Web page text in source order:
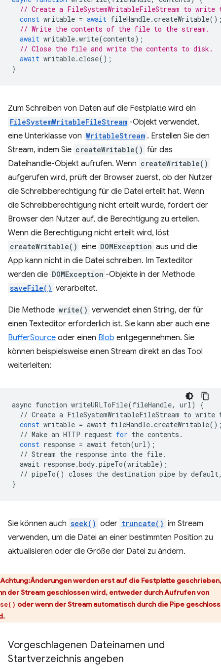
// Create a FileSystemWritableFileStream to write
const writable = await fileHandle.createWritable
// Write the contents of the file to the stream.
await writable.write(contents);
// Close the file and write the contents to disk.
await writable.close();
}
Zum Schreiben von Daten auf die Festplatte wird ein
FileSystemWritableFileStream -Objekt verwendet,
eine Unterklasse von WritableStream . Erstellen Sie den
Stream, indem Sie createWritable() für das
Dateihandle-Objekt aufrufen. Wenn createWritable()
aufgerufen wird, prüft der Browser zuerst, ob der Nutzer
die Schreibberechtigung für die Datei erteilt hat. Wenn
die Schreibberechtigung nicht erteilt wurde, fordert der
Browser den Nutzer auf, die Berechtigung zu erteilen.
Wenn die Berechtigung nicht erteilt wird, löst
createWritable() eine DOMException aus und die
App kann nicht in die Datei schreiben. Im Texteditor
werden die DOMException -Objekte in der Methode
saveFile() verarbeitet.
Die Methode write() verwendet einen String, der für
einen Texteditor erforderlich ist. Sie kann aber auch eine
BufferSource oder einen Blob entgegennehmen. Sie
können beispielsweise einen Stream direkt an das Tool
weiterleiten:
async function writeURLToFile(fileHandle, url)
{
// Create a FileSystemWritableFileStream to write
const writable = await fileHandle.createWritable
// Make an HTTP request for the contents .
const response = await fetch(url);
// Stream the response into the file.
await response.body.pipeTo(writable);
// pipeTo() closes the destination pipe by default
}
Sie können auch seek() oder truncate() im Stream
verwenden, um die Datei an einer bestimmten Position zu
aktualisieren oder die Größe der Datei zu ändern.
Achtung:Änderungen werden erst auf die Festplatte geschrieben,
der Stream geschlossen wird, entweder durch Aufrufen von
oder wenn der Stream automatisch durch die Pipe
Vorgeschlagenen Dateinamen und
Startverzeichnis angeben